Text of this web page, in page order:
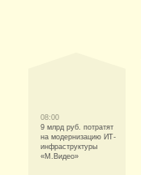
08:00
9 млрд руб. потратят
на модернизацию ИТ-
инфраструктуры
«М.Видео»